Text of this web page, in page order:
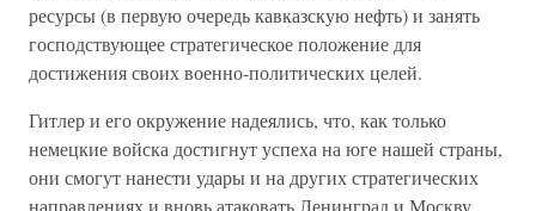
ресурсы (в первую очередь кавказскую нефть) и занять
господствующее стратегическое положение для
достижения своих военно-политических целей.
Гитлер и его окружение надеялись, что, как только
немецкие войска достигнут успеха на юге нашей страны,
они смогут нанести удары и на других стратегических
направлениях и вновь атаковать Ленинград и Москву.